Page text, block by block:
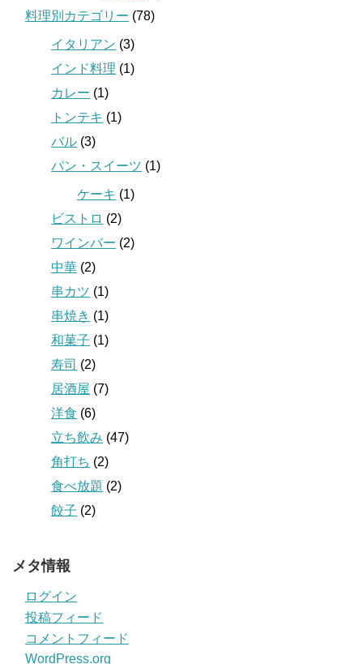
料理別カテゴリー (78)
イタリアン (3)
インド料理 (1)
カレー (1)
トンテキ (1)
バル (3)
パン・スイーツ (1)
ケーキ (1)
ビストロ (2)
ワインバー (2)
中華 (2)
串カツ (1)
串焼き (1)
和菓子 (1)
寿司 (2)
居酒屋 (7)
洋食 (6)
立ち飲み (47)
角打ち (2)
食べ放題 (2)
餃子 (2)
メタ情報
ログイン
投稿フィード
コメントフィード
WordPress.org